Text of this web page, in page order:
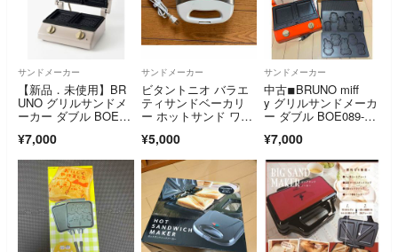
サンドメーカー
【新品．未使用】BR
UNO グリルサンドメ
ーカー ダブル BOE08
¥7,000
サンドメーカー
ビタントニオ バラエ
ティサンドベーカリ
ー ホットサンド ワッ
¥5,000
サンドメーカー
中古◾︎BRUNO miff
y グリルサンドメーカ
ー ダブル BOE089-B
¥7,000